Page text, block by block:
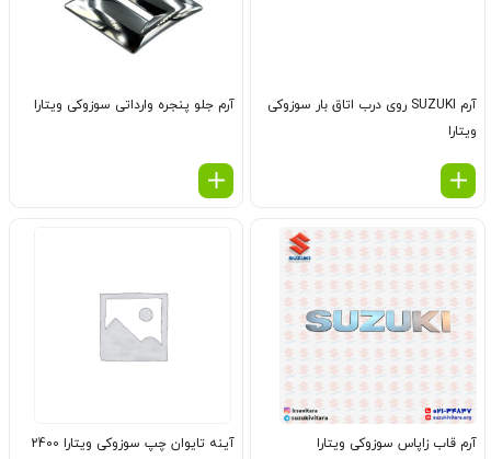
آرم SUZUKI روی درب اتاق بار سوزوکی
ویتارا
آرم جلو پنجره وارداتی سوزوکی ویتارا
آرم قاب زاپاس سوزوکی ویتارا آینه تایوان چپ سوزوکی ویتارا 2400